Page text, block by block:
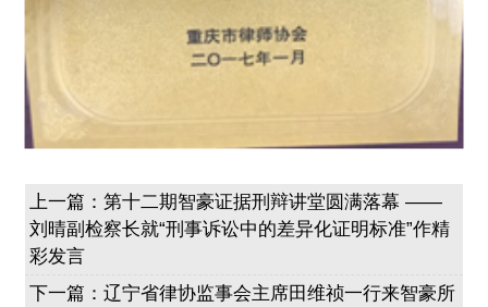
上一篇：第十二期智豪证据刑辩讲堂圆满落幕 ——
刘晴副检察长就“刑事诉讼中的差异化证明标准”作精
彩发言
下一篇：辽宁省律协监事会主席田维祯一行来智豪所